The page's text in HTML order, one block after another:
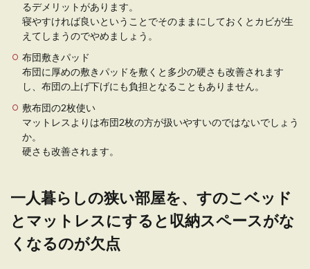
るデメリットがあります。
寝やすければ良いということでそのままにしておくとカビが生
えてしまうのでやめましょう。
布団敷きパッド
布団に厚めの敷きパッドを敷くと多少の硬さも改善されます
し、布団の上げ下げにも負担となることもありません。
敷布団の2枚使い
マットレスよりは布団2枚の方が扱いやすいのではないでしょう
か。
硬さも改善されます。
一人暮らしの狭い部屋を、すのこベッド
とマットレスにすると収納スペースがな
くなるのが欠点